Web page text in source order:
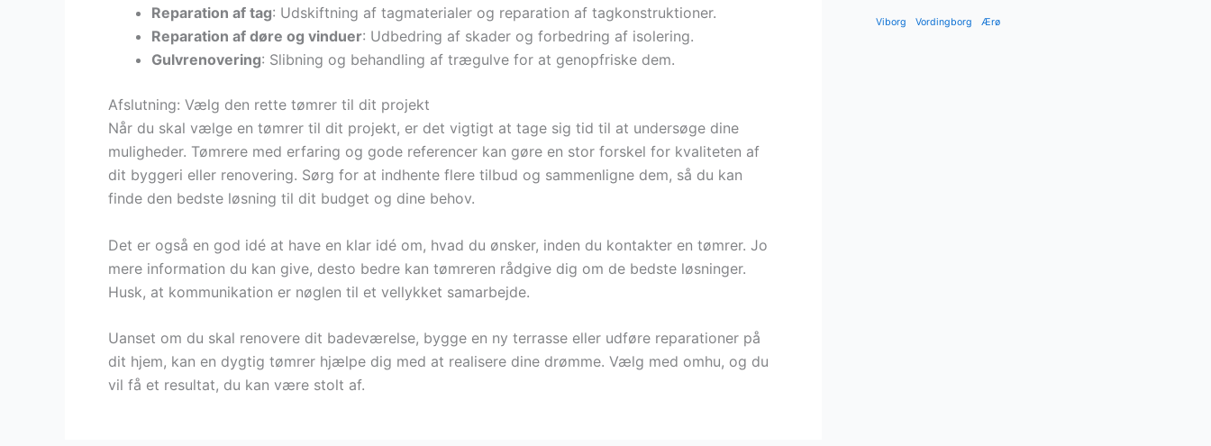
Reparation af tag: Udskiftning af tagmaterialer og reparation af tagkonstruktioner.
Reparation af døre og vinduer: Udbedring af skader og forbedring af isolering.
Gulvrenovering: Slibning og behandling af trægulve for at genopfriske dem.
Afslutning: Vælg den rette tømrer til dit projekt
Når du skal vælge en tømrer til dit projekt, er det vigtigt at tage sig tid til at undersøge dine
muligheder. Tømrere med erfaring og gode referencer kan gøre en stor forskel for kvaliteten af
dit byggeri eller renovering. Sørg for at indhente flere tilbud og sammenligne dem, så du kan
finde den bedste løsning til dit budget og dine behov.
Det er også en god idé at have en klar idé om, hvad du ønsker, inden du kontakter en tømrer. Jo
mere information du kan give, desto bedre kan tømreren rådgive dig om de bedste løsninger.
Husk, at kommunikation er nøglen til et vellykket samarbejde.
Uanset om du skal renovere dit badeværelse, bygge en ny terrasse eller udføre reparationer på
dit hjem, kan en dygtig tømrer hjælpe dig med at realisere dine drømme. Vælg med omhu, og du
vil få et resultat, du kan være stolt af.
Viborg Vordingborg Ærø